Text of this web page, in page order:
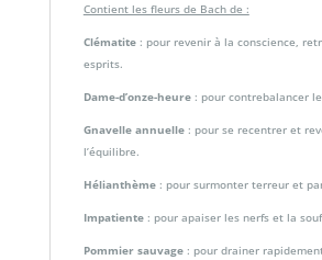
Contient les fleurs de Bach de :
Clématite: pour revenir à la conscience,
esprits.
Dame-d’onze-heure: pour contrebalancer
Gnavelle annuelle: pour se recentrer et
l’équilibre.
Hélianthème: pour surmonter terreur et
Impatiente: pour apaiser les nerfs et la
Pommier sauvage: pour drainer